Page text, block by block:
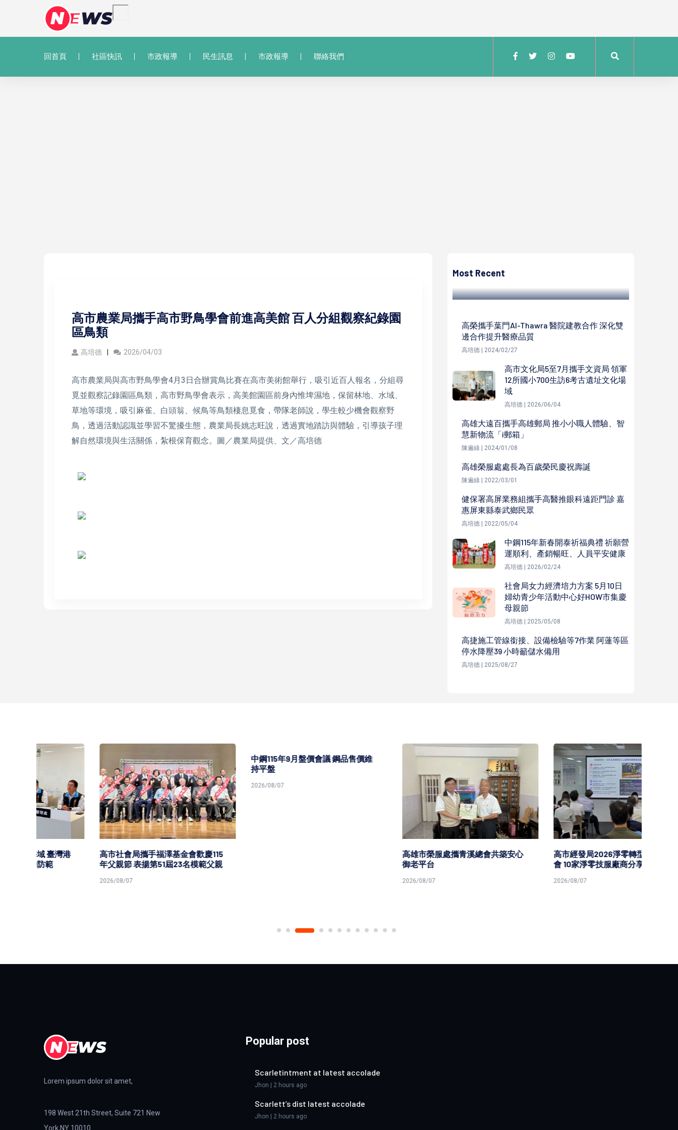
回首頁 社區快訊 市政報導 民生訊息 市政報導 聯絡我們
高市農業局攜手高市野鳥學會前進高美館 百人分組觀察紀錄園
區鳥類
高培德 2026/04/03
高市農業局與高市野鳥學會4月3日合辦賞鳥比賽在高市美術館舉行，吸引近百人報名，分組尋
覓並觀察記錄園區鳥類，高市野鳥學會表示，高美館園區前身內惟埤濕地，保留林地、水域、
草地等環境，吸引麻雀、白頭翁、候鳥等鳥類棲息覓食，帶隊老師說，學生較少機會觀察野
鳥，透過活動認識並學習不驚擾生態，農業局長姚志旺說，透過實地踏訪與體驗，引導孩子理
解自然環境與生活關係，紮根保育觀念。圖／農業局提供、文／高培德
Most Recent
卉水墨創作 高市苓雅戶政所邀賞
高榮攜手葉門Al-Thawra 醫院建教合作 深化雙
邊合作提升醫療品質
高培德 | 2024/02/27
高市文化局5至7月攜手文資局 領軍
12所國小700生訪6考古遺址文化場
域
高培德 | 2026/06/04
高雄大遠百攜手高雄郵局 推小小職人體驗、智
慧新物流「i郵箱」
陳遍綠 | 2024/01/08
高雄榮服處處長為百歲榮民慶祝壽誕
陳遍綠 | 2022/03/01
健保署高屏業務組攜手高醫推眼科遠距門診 嘉
惠屏東縣泰武鄉民眾
高培德 | 2022/05/04
中鋼115年新春開泰祈福典禮 祈願營
運順利、產銷暢旺、人員平安健康
高培德 | 2026/02/24
社會局女力經濟培力方案 5月10日
婦幼青少年活動中心好HOW市集慶
母親節
高培德 | 2025/05/08
高捷施工管線銜接、設備檢驗等7作業 阿蓮等區
停水降壓39 小時籲儲水備用
高培德 | 2025/08/27
高市社會局攜手福澤基金會歡慶115
年父親節 表揚第51屆23名模範父親
中鋼115年9月盤價會議 鋼品售價維
持平盤
2026/08/07
高雄市榮服處攜青溪總會共築安心
高市經發局2026淨零轉型技術交流
會 10家淨零技服廠商分享解決方案
Lorem ipsum dolor sit amet,
198 West 21th Street, Suite 721 New
York,NY 10010
Popular post
Scarletintment at latest accolade
Jhon | 2 hours ago
Scarlett’s dist latest accolade
Jhon | 2 hours ago